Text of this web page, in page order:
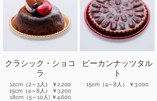
クラシック・ショコ
ラ
12cm（2～3人） ￥2,200
15cm（4～8人） ￥3,200
18cm（5～10人) ￥4,600
ピーカンナッツタル
ト
15cm（4～8人） ￥3,000